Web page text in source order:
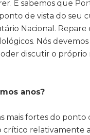
E sabemos que
de vista do seu
Nacional. Repare
Nós
discutir o
anos?
mais fortes do
relativamente